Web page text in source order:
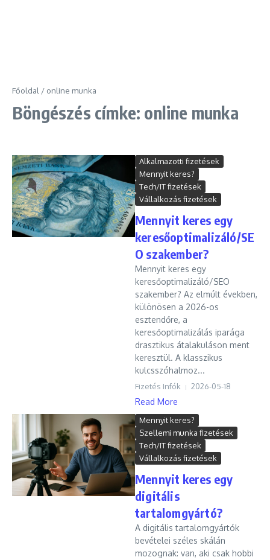
Főoldal / online munka
Böngészés címke: online munka
Alkalmazotti fizetések
Mennyit keres?
Tech/IT fizetések
Vállalkozás fizetések
Mennyit keres egy
keresőoptimalizáló/SE
O szakember?
Mennyit keres egy
keresőoptimalizáló/SEO
szakember? Az elmúlt években,
különösen a 2026-os
esztendőre, a
keresőoptimalizálás iparága
drasztikus átalakuláson ment
keresztül. A klasszikus
kulcsszóhalmoz...
Fizetés Infók 2026-05-18
Read More
Mennyit keres?
Szellemi munka fizetések
Tech/IT fizetések
Vállalkozás fizetések
Mennyit keres egy
digitális
tartalomgyártó?
A digitális tartalomgyártók
bevételei széles skálán
mozognak: van, aki csak hobbi